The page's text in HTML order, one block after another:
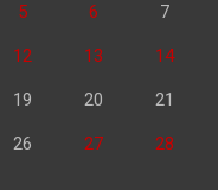
5 6 7
12 13 14
19 20 21
26 27 28